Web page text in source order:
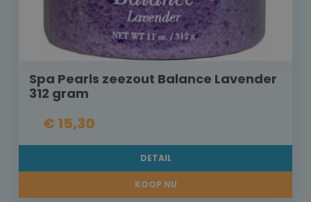
Spa Pearls zeezout Balance Lavender
312 gram
€ 15,30
DETAIL
KOOP NU